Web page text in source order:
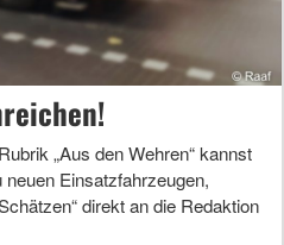
„Aus den Wehren“ kannst
Einsatzfahrzeugen,
direkt an die Redaktion